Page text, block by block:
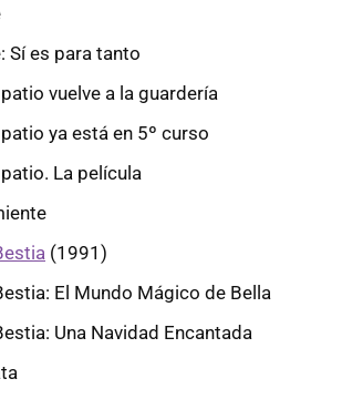
Sí es para tanto
vuelve a la guardería
ya está en 5º curso
La película
(1991)
El Mundo Mágico de Bella
Una Navidad Encantada